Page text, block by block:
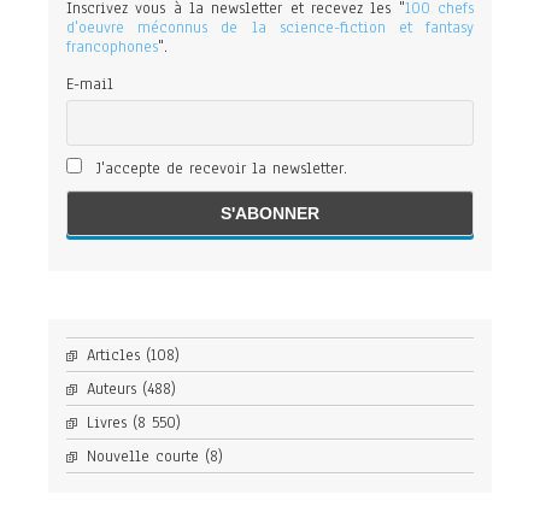
Inscrivez vous à la newsletter et recevez les "100 chefs
d'oeuvre méconnus de la science-fiction et fantasy
francophones".
E-mail
J'accepte de recevoir la newsletter.
Articles (108)
Auteurs (488)
Livres (8 550)
Nouvelle courte (8)